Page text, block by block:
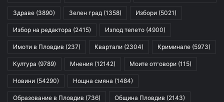
Здраве (3890) Зелен град (1358) Избори (5021)
Избор на редактора (2415) Изпод тепето (4900)
Имоти в Пловдив (237) Квартали (2304) Криминале (5973)
Култура (9789) Мнения (12142) Моите отговори (115)
Новини (54290) Нощна смяна (1484)
Образование в Пловдив (736) Община Пловдив (2143)